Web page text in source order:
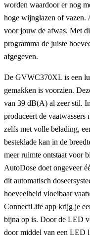
worden waardoor er nog
hoge wijnglazen of vazen.
voor jouw de afwas. Met
programma de juiste
afgegeven.
De GVWC370XL is een
gemakken is voorzien.
van 39 dB(A) al zeer stil.
produceert de
zelfs met volle belading,
besteklade kan in de
meer ruimte ontstaat voor
AutoDose doet ongeveer
dit automatisch
hoeveelheid vloeibaar
ConnectLife app krijg je
bijna op is. Door de LED
door middel van een LED